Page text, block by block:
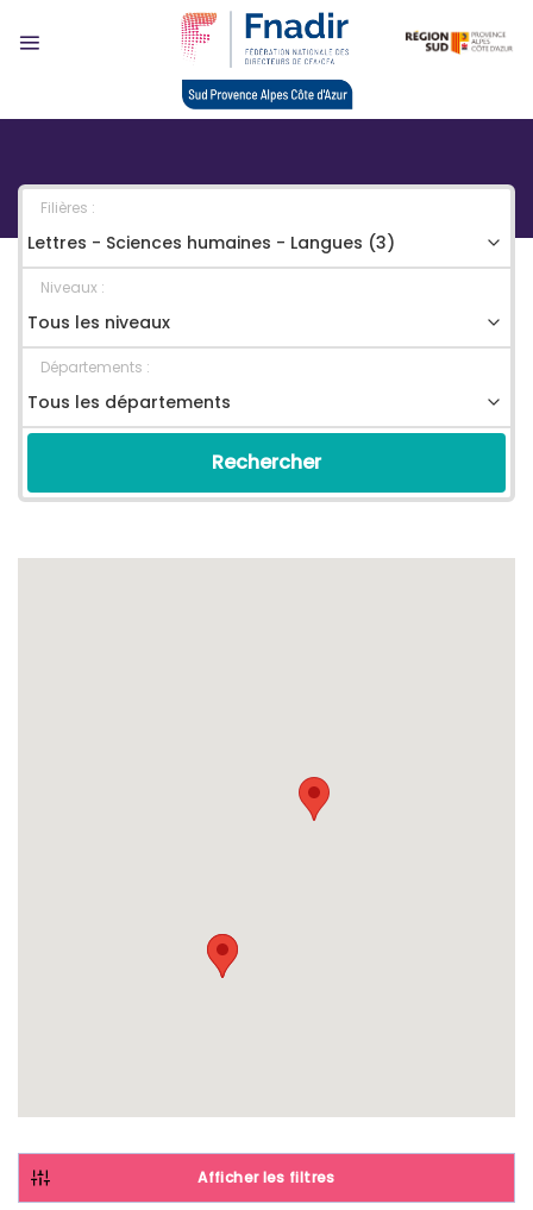
Filières :
Niveaux :
Départements :
Afficher les filtres